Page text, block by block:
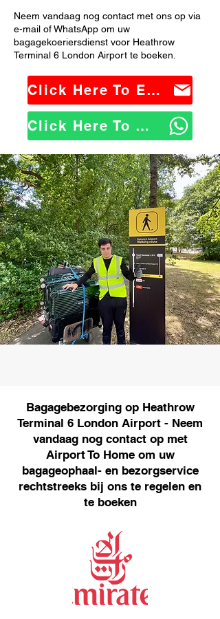
Neem vandaag nog contact met ons op via
e-mail of WhatsApp om uw
bagagekoeriersdienst voor Heathrow
Terminal 6 London Airport te boeken.
Click Here To Email Us
Click Here To WhatsApp Us
Bagagebezorging op Heathrow
Terminal 6 London Airport - Neem
vandaag nog contact op met
Airport To Home om uw
bagageophaal- en bezorgservice
rechtstreeks bij ons te regelen en
te boeken